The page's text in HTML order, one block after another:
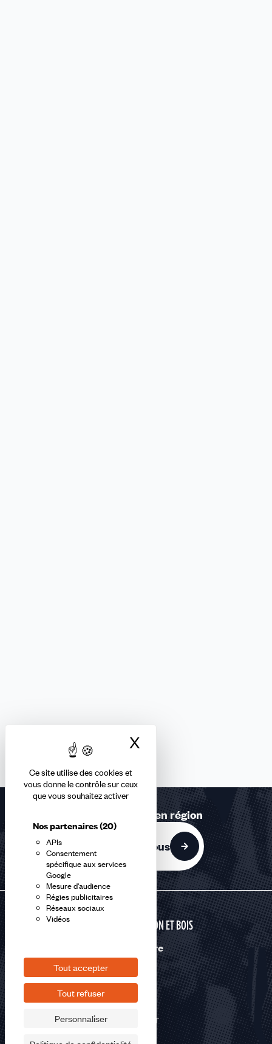
Ce site utilise des cookies et
vous donne le contrôle sur ceux
que vous souhaitez activer
Nos partenaires(20)
APIs
Consentement
spécifique aux services
Google
Mesure d'audience
Régies publicitaires
Réseaux sociaux
Vidéos
Tout accepter
Tout refuser
Personnaliser
X
Retrouvez-nous en région
Contactez-nous
CONSTRUCTION ET BOIS
Nous suivre
©2026 CFDT